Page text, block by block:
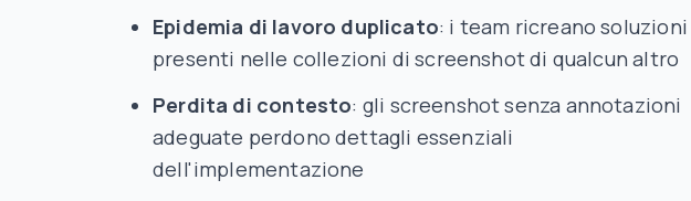
Epidemia di lavoro duplicato: i team ricreano soluzioni
presenti nelle collezioni di screenshot di qualcun altro
Perdita di contesto: gli screenshot senza annotazioni
adeguate perdono dettagli essenziali
dell'implementazione